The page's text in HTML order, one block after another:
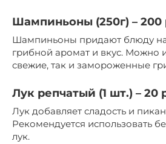
Шампиньоны (250г) – 200
Шампиньоны придают блюду
грибной аромат и вкус. Можно
свежие, так и замороженные
Лук репчатый (1 шт.) – 20
Лук добавляет сладость и
Рекомендуется использовать
лук.